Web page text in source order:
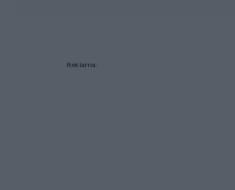
Reklama: